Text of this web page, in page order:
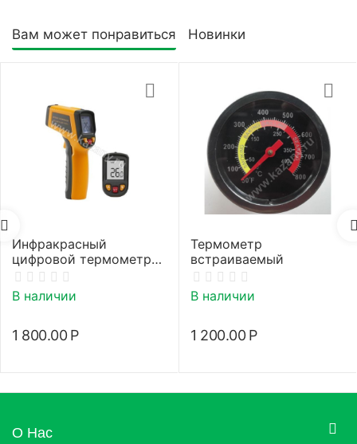
Вам может понравиться Новинки
Инфракрасный
цифровой термометр
(пирометр)
В наличии
1 800.00 Р
Термометр
встраиваемый
В наличии
1 200.00 Р
О Нас